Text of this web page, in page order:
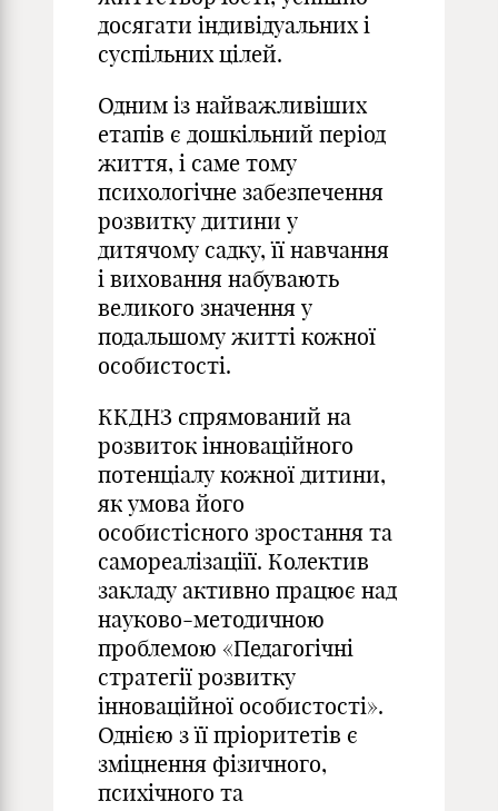
досягати індивідуальних і
суспільних цілей.
Одним із найважливіших
етапів є дошкільний період
життя, і саме тому
психологічне забезпечення
розвитку дитини у
дитячому садку, її навчання
і виховання набувають
великого значення у
подальшому житті кожної
особистості.
ККДНЗ спрямований на
розвиток інноваційного
потенціалу кожної дитини,
як умова його
особистісного зростання та
самореалізаціїї. Колектив
закладу активно працює над
науково-методичною
проблемою «Педагогічні
стратегії розвитку
інноваційної особистості».
Однією з її пріоритетів є
зміцнення фізичного,
психічного та